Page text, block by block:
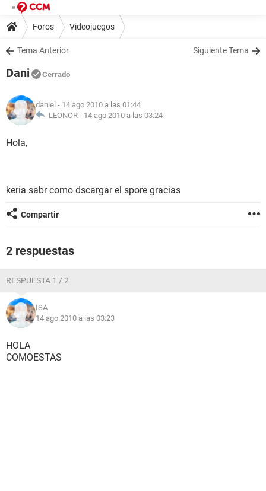
Foros Videojuegos
Tema Anterior Siguiente Tema
Dani Cerrado
daniel - 14 ago 2010 a las 01:44
LEONOR - 14 ago 2010 a las 03:24
Hola,
keria sabr como dscargar el spore gracias
Compartir
2 respuestas
RESPUESTA 1 / 2
ISA
14 ago 2010 a las 03:23
HOLA
COMOESTAS